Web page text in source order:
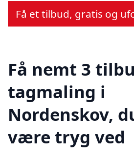
Få et tilbud, gratis og
Få nemt 3
tagmaling i
Nordenskov,
være tryg ved